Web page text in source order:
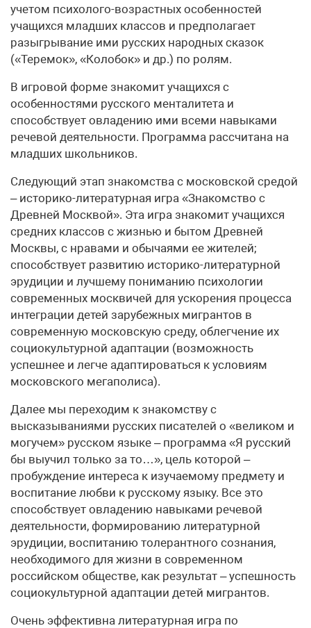
учетом психолого-возрастных особенностей
учащихся младших классов и предполагает
разыгрывание ими русских народных сказок
(«Теремок», «Колобок» и др.) по ролям.
В игровой форме знакомит учащихся с
особенностями русского менталитета и
способствует овладению ими всеми навыками
речевой деятельности. Программа рассчитана на
младших школьников.
Следующий этап знакомства с московской средой
– историко-литературная игра «Знакомство с
Древней Москвой». Эта игра знакомит учащихся
средних классов с жизнью и бытом Древней
Москвы, с нравами и обычаями ее жителей;
способствует развитию историко-литературной
эрудиции и лучшему пониманию психологии
современных москвичей для ускорения процесса
интеграции детей зарубежных мигрантов в
современную московскую среду, облегчение их
социокультурной адаптации (возможность
успешнее и легче адаптироваться к условиям
московского мегаполиса).
Далее мы переходим к знакомству с
высказываниями русских писателей о «великом и
могучем» русском языке – программа «Я русский
бы выучил только за то…», цель которой –
пробуждение интереса к изучаемому предмету и
воспитание любви к русскому языку. Все это
способствует овладению навыками речевой
деятельности, формированию литературной
эрудиции, воспитанию толерантного сознания,
необходимого для жизни в современном
российском обществе, как результат – успешность
социокультурной адаптации детей мигрантов.
Очень эффективна литературная игра по